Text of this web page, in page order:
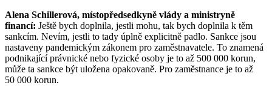
Alena Schillerová, místopředsedkyně vlády a ministryně
financí: Ještě bych doplnila, jestli mohu, tak bych doplnila k těm
sankcím. Nevím, jestli to tady úplně explicitně padlo. Sankce jsou
nastaveny pandemickým zákonem pro zaměstnavatele. To znamená
podnikající právnické nebo fyzické osoby je to až 500 000 korun,
může ta sankce být uložena opakovaně. Pro zaměstnance je to až
50 000 korun.